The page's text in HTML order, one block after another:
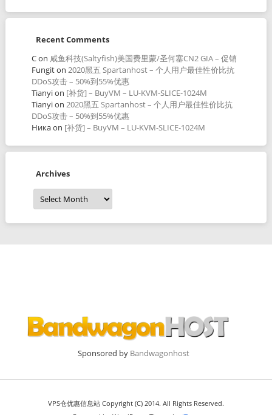
Recent Comments
Con 咸鱼科技(Saltyfish)美国费里蒙/圣何塞CN2 GIA – 促销
Fungiton 2020黑五 Spartanhost – 个人用户最佳性价比抗
DDoS攻击 – 50%到55%优惠
Tianyion [补货] – BuyVM – LU-KVM-SLICE-1024M
Tianyion 2020黑五 Spartanhost – 个人用户最佳性价比抗
DDoS攻击 – 50%到55%优惠
Никаon [补货] – BuyVM – LU-KVM-SLICE-1024M
Archives
Archives
Sponsored by Bandwagonhost
VPS仓优惠信息站 Copyright (C) 2014. All Rights Reserved.